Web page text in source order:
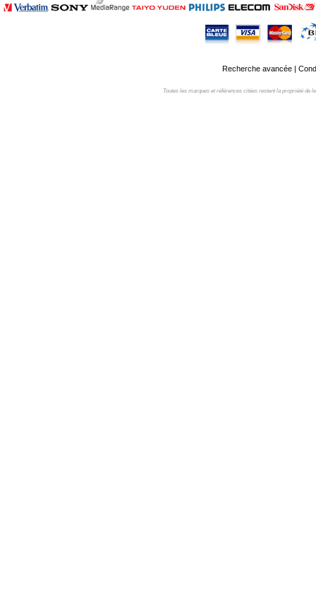
Recherche avancée|
Toutes les marques et références citées restent la propriété de